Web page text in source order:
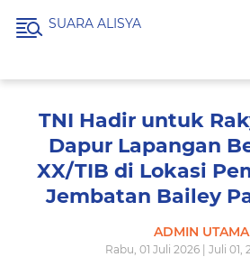
SUARA ALISYA
TNI Hadir untuk
Dapur Lapangan
XX/TIB di Lokasi
Jembatan Bailey
ADMIN UTAMA
Rabu, 01 Juli 2026 | Juli 01,